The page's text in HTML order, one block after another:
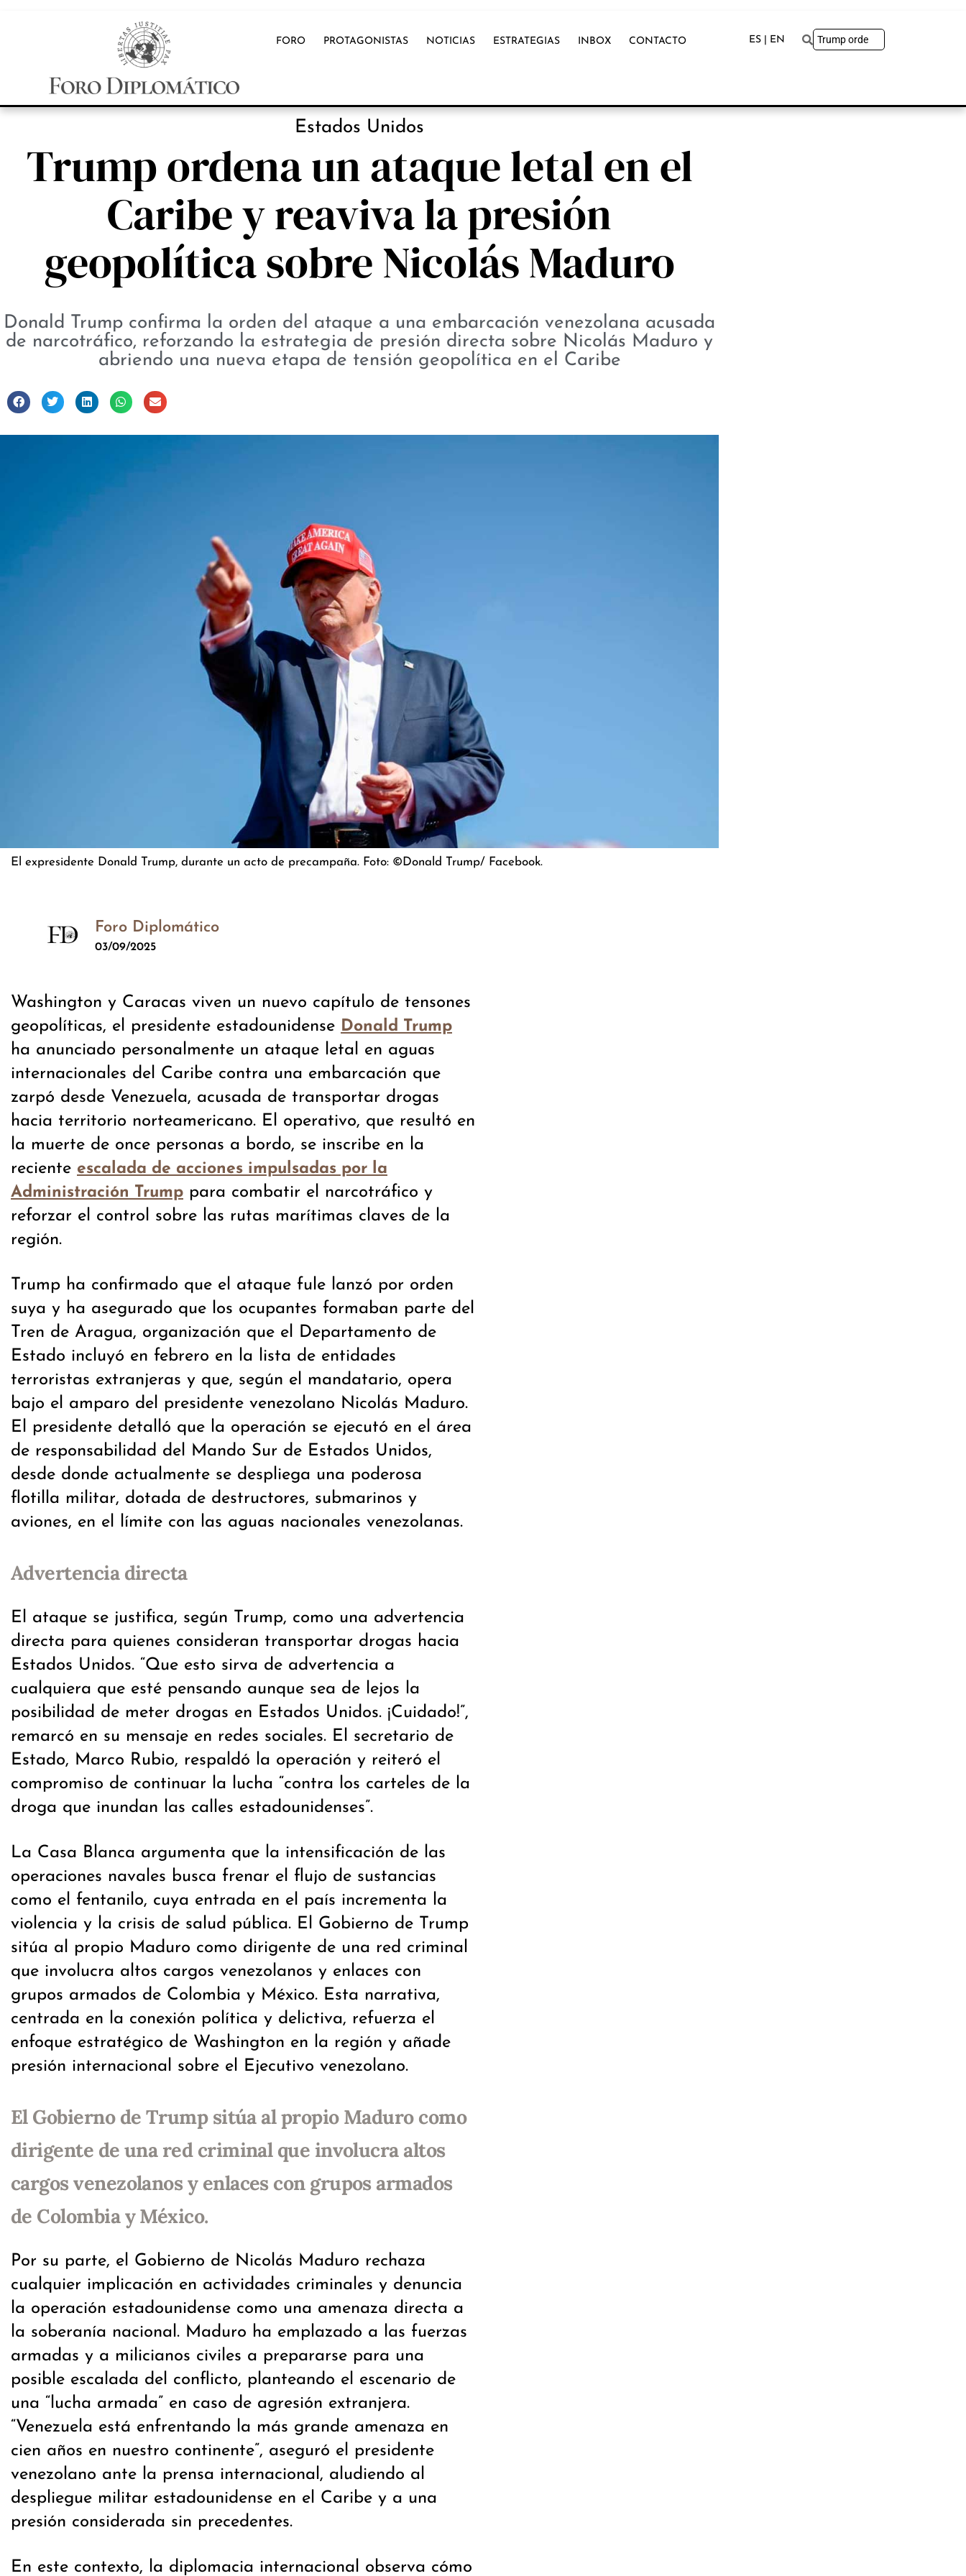
FORO PROTAGONISTAS NOTICIAS ESTRATEGIAS INBOX CONTACTO ES | EN
Estados Unidos
Trump ordena un ataque letal en el
Caribe y reaviva la presión
geopolítica sobre Nicolás Maduro
Donald Trump confirma la orden del ataque a una embarcación venezolana acusada
de narcotráfico, reforzando la estrategia de presión directa sobre Nicolás Maduro y
abriendo una nueva etapa de tensión geopolítica en el Caribe
El expresidente Donald Trump, durante un acto de precampaña. Foto: ©Donald Trump/ Facebook.
Foro Diplomático
03/09/2025
Washington y Caracas viven un nuevo capítulo de tensones
geopolíticas, el presidente estadounidense Donald Trump
ha anunciado personalmente un ataque letal en aguas
internacionales del Caribe contra una embarcación que
zarpó desde Venezuela, acusada de transportar drogas
hacia territorio norteamericano. El operativo, que resultó en
la muerte de once personas a bordo, se inscribe en la
reciente escalada de acciones impulsadas por la
Administración Trump para combatir el narcotráfico y
reforzar el control sobre las rutas marítimas claves de la
región.
Trump ha confirmado que el ataque fule lanzó por orden
suya y ha asegurado que los ocupantes formaban parte del
Tren de Aragua, organización que el Departamento de
Estado incluyó en febrero en la lista de entidades
terroristas extranjeras y que, según el mandatario, opera
bajo el amparo del presidente venezolano Nicolás Maduro.
El presidente detalló que la operación se ejecutó en el área
de responsabilidad del Mando Sur de Estados Unidos,
desde donde actualmente se despliega una poderosa
flotilla militar, dotada de destructores, submarinos y
aviones, en el límite con las aguas nacionales venezolanas.
Advertencia directa
El ataque se justifica, según Trump, como una advertencia
directa para quienes consideran transportar drogas hacia
Estados Unidos. “Que esto sirva de advertencia a
cualquiera que esté pensando aunque sea de lejos la
posibilidad de meter drogas en Estados Unidos. ¡Cuidado!”,
remarcó en su mensaje en redes sociales. El secretario de
Estado, Marco Rubio, respaldó la operación y reiteró el
compromiso de continuar la lucha “contra los carteles de la
droga que inundan las calles estadounidenses”.
La Casa Blanca argumenta que la intensificación de las
operaciones navales busca frenar el flujo de sustancias
como el fentanilo, cuya entrada en el país incrementa la
violencia y la crisis de salud pública. El Gobierno de Trump
sitúa al propio Maduro como dirigente de una red criminal
que involucra altos cargos venezolanos y enlaces con
grupos armados de Colombia y México. Esta narrativa,
centrada en la conexión política y delictiva, refuerza el
enfoque estratégico de Washington en la región y añade
presión internacional sobre el Ejecutivo venezolano.
El Gobierno de Trump sitúa al propio Maduro como
dirigente de una red criminal que involucra altos
cargos venezolanos y enlaces con grupos armados
de Colombia y México.
Por su parte, el Gobierno de Nicolás Maduro rechaza
cualquier implicación en actividades criminales y denuncia
la operación estadounidense como una amenaza directa a
la soberanía nacional. Maduro ha emplazado a las fuerzas
armadas y a milicianos civiles a prepararse para una
posible escalada del conflicto, planteando el escenario de
una “lucha armada” en caso de agresión extranjera.
“Venezuela está enfrentando la más grande amenaza en
cien años en nuestro continente”, aseguró el presidente
venezolano ante la prensa internacional, aludiendo al
despliegue militar estadounidense en el Caribe y a una
presión considerada sin precedentes.
En este contexto, la diplomacia internacional observa cómo